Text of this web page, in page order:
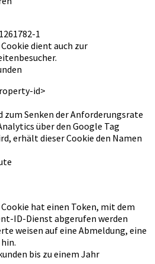
1
Cookie dient auch zur
id>
zum Senken der Anforderungsrate
über den Google Tag
erhält dieser Cookie den Namen
Cookie hat einen Token, mit dem
ID-Dienst abgerufen werden
weisen auf eine Abmeldung, eine
bis zu einem Jahr